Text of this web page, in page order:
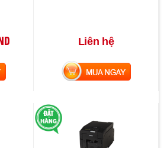
Liên hệ
MUA NGAY